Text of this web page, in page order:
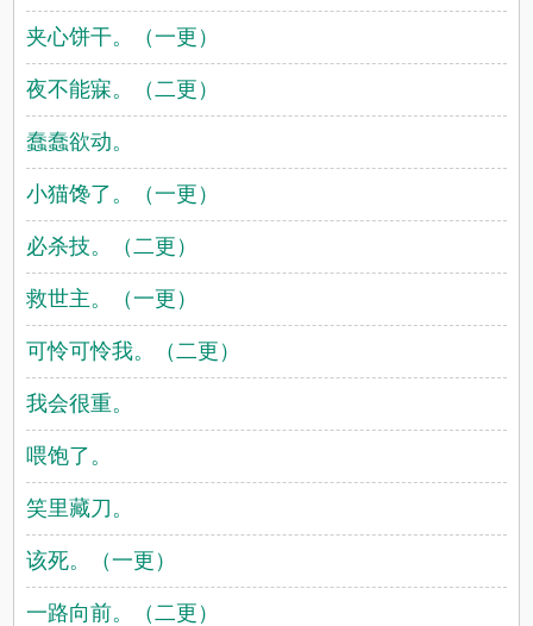
夹心饼干。（一更）
夜不能寐。（二更）
蠢蠢欲动。
小猫馋了。（一更）
必杀技。（二更）
救世主。（一更）
可怜可怜我。（二更）
我会很重。
喂饱了。
笑里藏刀。
该死。（一更）
一路向前。（二更）